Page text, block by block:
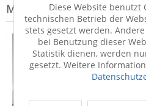
Modell-Familie: DUISBURG
Diese Website benutzt
technischen Betrieb der
stets gesetzt werden.
bei Benutzung dieser
Statistik dienen, werden
gesetzt. Weitere